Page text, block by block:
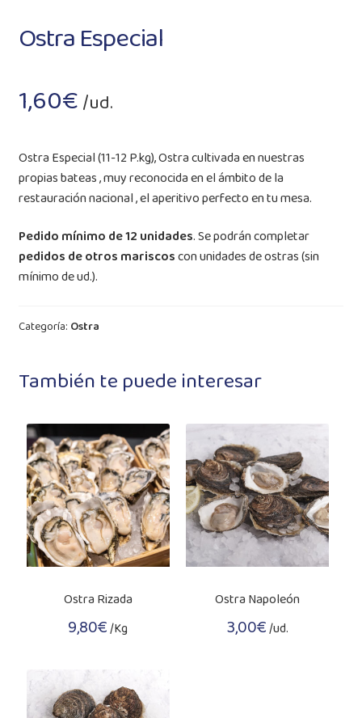
Ostra Especial
1,60€/ud.
Ostra Especial (11-12 P.kg), Ostra cultivada en nuestras
propias bateas , muy reconocida en el ámbito de la
restauración nacional , el aperitivo perfecto en tu mesa.
Pedido mínimo de 12 unidades. Se podrán completar
pedidos de otros mariscoscon unidades de ostras (sin
mínimo de ud.).
Categoría: Ostra
También te puede interesar
Ostra Rizada
9,80€/Kg
Ostra Napoleón
3,00€/ud.